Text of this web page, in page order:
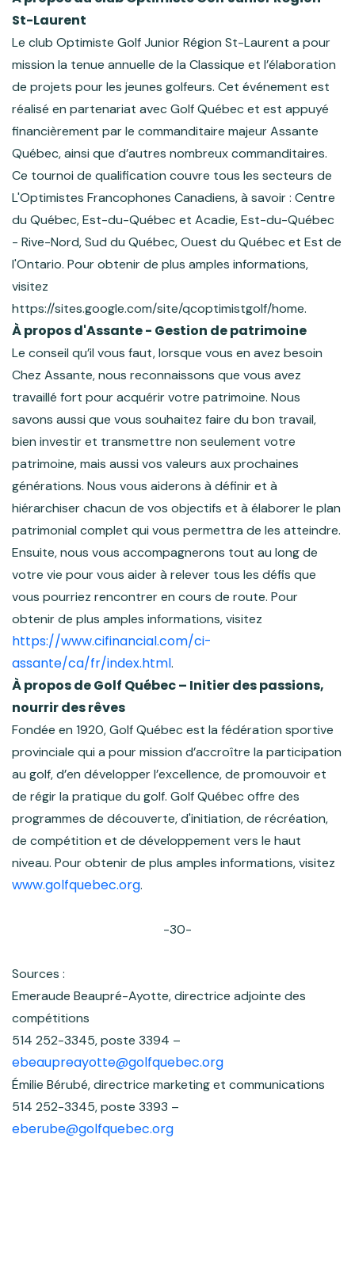
St-Laurent
Le club Optimiste Golf Junior Région St-Laurent a pour
mission la tenue annuelle de la Classique et l’élaboration
de projets pour les jeunes golfeurs. Cet événement est
réalisé en partenariat avec Golf Québec et est appuyé
financièrement par le commanditaire majeur Assante
Québec, ainsi que d’autres nombreux commanditaires.
Ce tournoi de qualification couvre tous les secteurs de
L'Optimistes Francophones Canadiens, à savoir : Centre
du Québec, Est-du-Québec et Acadie, Est-du-Québec
- Rive-Nord, Sud du Québec, Ouest du Québec et Est de
l'Ontario. Pour obtenir de plus amples informations,
visitez
https://sites.google.com/site/qcoptimistgolf/home.
À propos d'Assante - Gestion de patrimoine
Le conseil qu’il vous faut, lorsque vous en avez besoin
Chez Assante, nous reconnaissons que vous avez
travaillé fort pour acquérir votre patrimoine. Nous
savons aussi que vous souhaitez faire du bon travail,
bien investir et transmettre non seulement votre
patrimoine, mais aussi vos valeurs aux prochaines
générations. Nous vous aiderons à définir et à
hiérarchiser chacun de vos objectifs et à élaborer le plan
patrimonial complet qui vous permettra de les atteindre.
Ensuite, nous vous accompagnerons tout au long de
votre vie pour vous aider à relever tous les défis que
vous pourriez rencontrer en cours de route. Pour
obtenir de plus amples informations, visitez
https://www.cifinancial.com/ci-
assante/ca/fr/index.html.
À propos de Golf Québec – Initier des passions,
nourrir des rêves
Fondée en 1920, Golf Québec est la fédération sportive
provinciale qui a pour mission d’accroître la participation
au golf, d’en développer l’excellence, de promouvoir et
de régir la pratique du golf. Golf Québec offre des
programmes de découverte, d'initiation, de récréation,
de compétition et de développement vers le haut
niveau. Pour obtenir de plus amples informations, visitez
www.golfquebec.org.
-30-
Sources :
Emeraude Beaupré-Ayotte, directrice adjointe des
compétitions
514 252-3345, poste 3394 –
ebeaupreayotte@golfquebec.org
Émilie Bérubé, directrice marketing et communications
514 252-3345, poste 3393 –
eberube@golfquebec.org